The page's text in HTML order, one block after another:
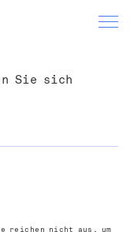
Sie sich
reichen nicht aus, um